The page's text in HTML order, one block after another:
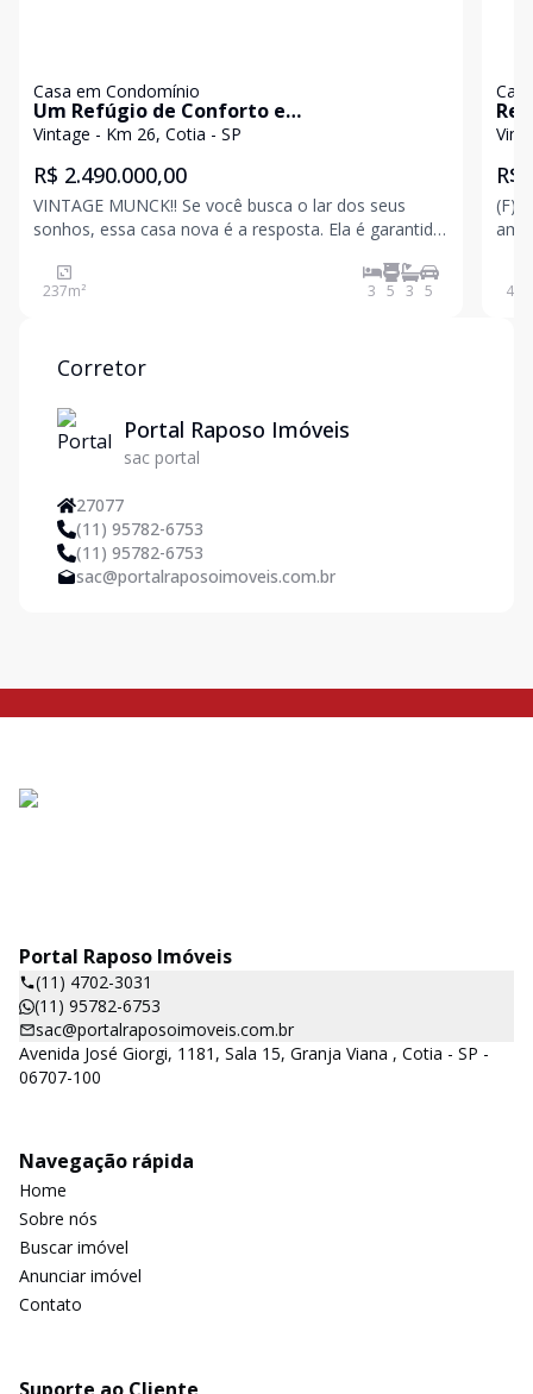
Casa em Condomínio
Um Refúgio de Conforto e
Sustentabilidade: Sua Nova Casa Espera
Vintage - Km 26, Cotia - SP
R$ 2.490.000,00
VINTAGE MUNCK!! Se você busca o lar dos seus
sonhos, essa casa nova é a resposta. Ela é garantida
tranquilidade e segurança para os próximos anos.
Localizada em um bairro promissor, essa residência
237m² 3 5 3 5
R$
(F)
400
Corretor
Portal Raposo Imóveis
sac portal
27077
(11) 95782-6753
(11) 95782-6753
sac@portalraposoimoveis.com.br
Portal Raposo Imóveis
(11) 4702-3031
(11) 95782-6753
sac@portalraposoimoveis.com.br
Avenida José Giorgi, 1181, Sala 15, Granja Viana , Cotia - SP -
06707-100
Navegação rápida
Home
Sobre nós
Buscar imóvel
Anunciar imóvel
Contato